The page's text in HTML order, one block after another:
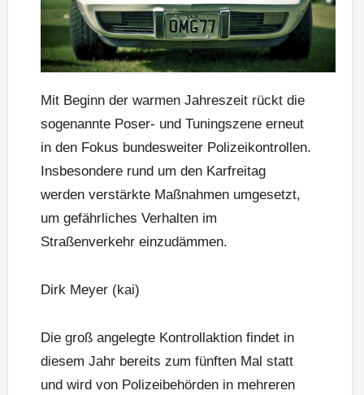
Mit Beginn der warmen Jahreszeit rückt die
sogenannte Poser- und Tuningszene erneut
in den Fokus bundesweiter Polizeikontrollen.
Insbesondere rund um den Karfreitag
werden verstärkte Maßnahmen umgesetzt,
um gefährliches Verhalten im
Straßenverkehr einzudämmen.
Dirk Meyer (kai)
Die groß angelegte Kontrollaktion findet in
diesem Jahr bereits zum fünften Mal statt
und wird von Polizeibehörden in mehreren